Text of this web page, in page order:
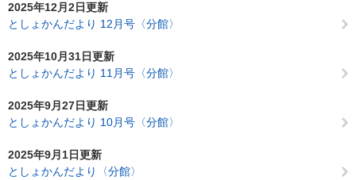
2025年12月2日更新
としょかんだより 12月号〈分館〉
2025年10月31日更新
としょかんだより 11月号〈分館〉
2025年9月27日更新
としょかんだより 10月号〈分館〉
2025年9月1日更新
としょかんだより〈分館〉